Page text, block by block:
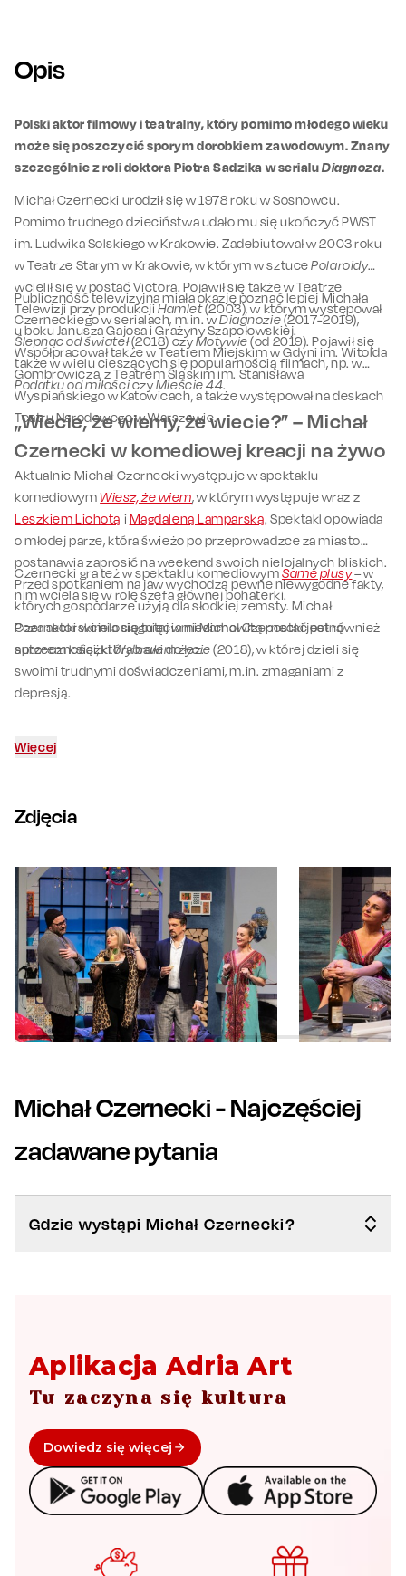
Opis
Polski aktor filmowy i teatralny, który pomimo młodego wieku
może się poszczycić sporym dorobkiem zawodowym. Znany
szczególnie z roli doktora Piotra Sadzika w serialuDiagnoza.
Michał Czernecki urodził się w 1978 roku w Sosnowcu.
Pomimo trudnego dzieciństwa udało mu się ukończyć PWST
im. Ludwika Solskiego w Krakowie. Zadebiutował w 2003 roku
w Teatrze Starym w Krakowie, w którym w sztucePolaroidy
wcielił się w postać Victora. Pojawił się także w Teatrze
Telewizji przy produkcji Hamlet(2003), w którym występował
u boku Janusza Gajosa i Grażyny Szapołowskiej.
Współpracował także w Teatrem Miejskim w Gdyni im. Witolda
Gombrowicza, z Teatrem Śląskim im. Stanisława
Wyspiańskiego w Katowicach, a także występował na deskach
Teatru Narodowego w Warszawie.
Publiczność telewizyjna miała okazję poznać lepiej Michała
Czerneckiego w serialach, m.in. wDiagnozie(2017-2019),
Ślepnąc od świateł(2018) czyMotywie(od 2019). Pojawił się
także w wielu cieszących się popularnością filmach, np. w
Podatku od miłościczyMieście 44.
„Wiecie, że wiemy, że wiecie?” – Michał
Czernecki w komediowej kreacji na żywo
Aktualnie Michał Czernecki występuje w spektaklu
komediowymWiesz, że wiem, w którym występuje wraz z
Leszkiem Lichotą i Magdaleną Lamparską. Spektakl opowiada
o młodej parze, która świeżo po przeprowadzce za miasto
postanawia zaprosić na weekend swoich nielojalnych bliskich.
Przed spotkaniem na jaw wychodzą pewne niewygodne fakty,
których gospodarze użyją dla słodkiej zemsty. Michał
Czernecki wciela się tutaj w niesamowitą postać pełną
sprzeczności, która bawi do łez.
Czernecki gra też w spektaklu komediowymSame plusy– w
nim wciela się w rolę szefa głównej bohaterki.
Poza aktorskimi osiągnięciami Michał Czernecki jest również
autorem książkiWybrałem życie(2018), w której dzieli się
swoimi trudnymi doświadczeniami, m.in. zmaganiami z
depresją.
Więcej
Zdjęcia
Michał Czernecki- Najczęściej
zadawane pytania
Gdzie wystąpi Michał Czernecki?
Aplikacja Adria Art
Tu zaczyna się kultura
Dowiedz się więcej